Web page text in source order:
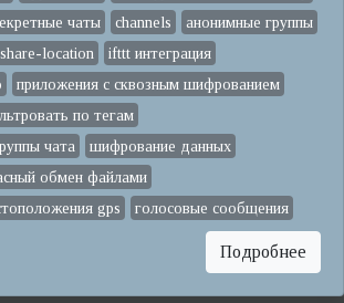
чаты channels
анонимные группы
share-location
ifttt интеграция
приложения с сквозным шифрованием
по тегам
чата
шифрование данных
обмен файлами
gps
голосовые сообщения
Подробнее